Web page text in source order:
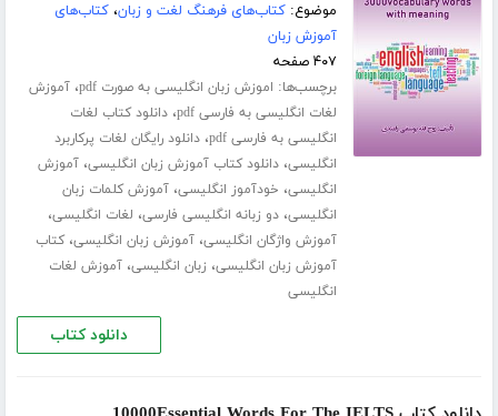
موضوع:کتاب‌های فرهنگ لغت و زبان،کتاب‌های
آموزش زبان
۴۰۷ صفحه
برچسب‌ها: اموزش زبان انگلیسی به صورت pdf ،آموزش
لغات انگلیسی به فارسی pdf
،دانلود کتاب لغات
انگلیسی به فارسی pdf
،دانلود رایگان لغات پرکاربرد
انگلیسی،دانلود کتاب آموزش زبان انگلیسی،آموزش
انگلیسی، خودآموز انگلیسی،آموزش کلمات زبان
انگلیسی،دو زبانه انگلیسی فارسی، لغات انگلیسی،
آموزش واژگان انگلیسی،آموزش زبان انگلیسی،کتاب
آموزش زبان انگلیسی، زبان انگلیسی،آموزش لغات
انگلیسی
دانلود کتاب